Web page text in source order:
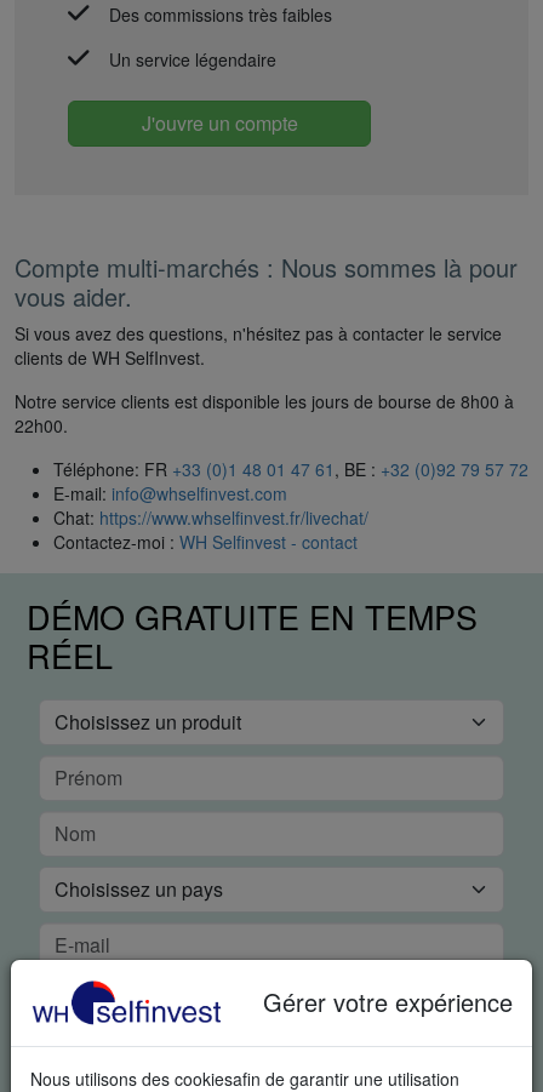
Des commissions très faibles
Un service légendaire
J'ouvre un compte
Compte multi-marchés : Nous sommes là pour
vous aider.
Si vous avez des questions, n'hésitez pas à contacter le service
clients de WH SelfInvest.
Notre service clients est disponible les jours de bourse de 8h00 à
22h00.
Téléphone: FR +33 (0)1 48 01 47 61 , BE : +32 (0)92 79 57 72
E-mail: info@whselfinvest.com
Chat: https://www.whselfinvest.fr/livechat/
Contactez-moi : WH Selfinvest - contact
Gérer votre expérience
Nous utilisons des cookiesafin de garantir une utilisation
DÉMO GRATUITE EN TEMPS
RÉEL